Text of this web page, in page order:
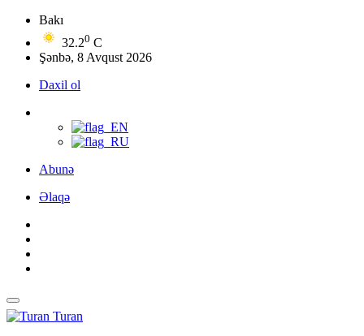
Bakı
32.20 C
Şənbə, 8 Avqust 2026
Daxil ol
Abunə
Əlaqə
Turan